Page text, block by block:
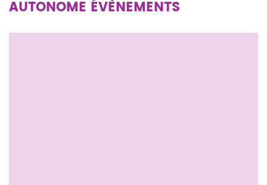
AUTONOME ÉVÈNEMENTS